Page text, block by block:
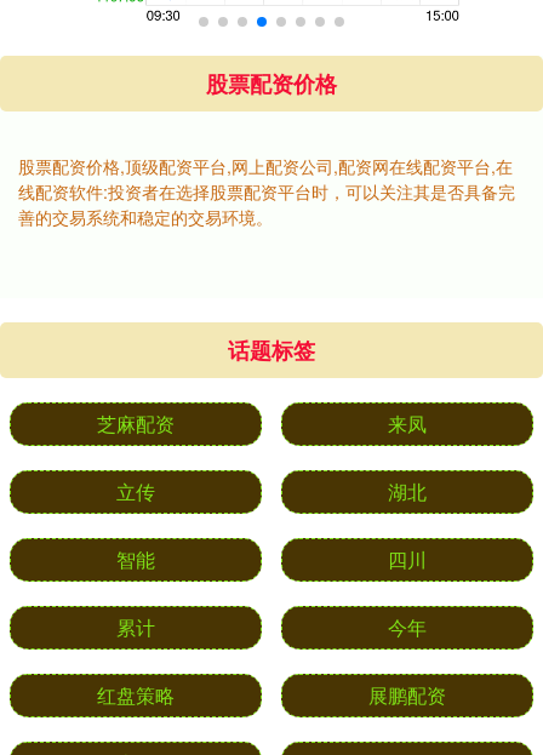
股票配资价格
股票配资价格,顶级配资平台,网上配资公司,配资网在线配资平台,在
线配资软件:投资者在选择股票配资平台时，可以关注其是否具备完
善的交易系统和稳定的交易环境。
话题标签
芝麻配资 来凤
立传 湖北
智能 四川
累计 今年
红盘策略 展鹏配资